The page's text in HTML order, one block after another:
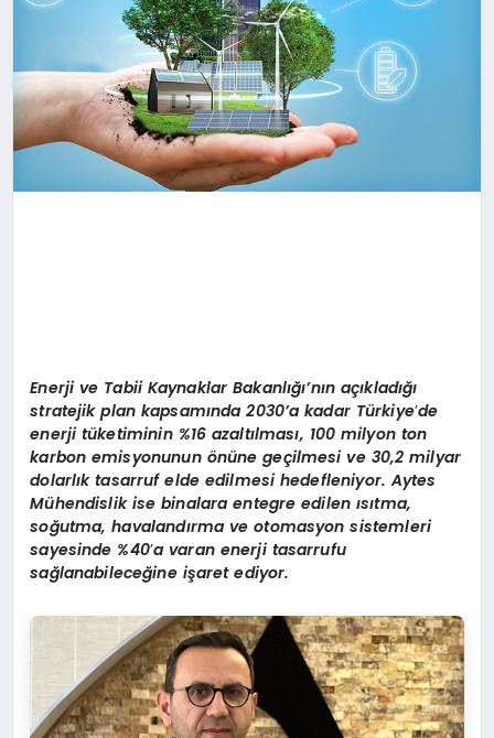
YAŞAM
Enerji ve Tabii Kaynaklar Bakanlığı’nın açıkladığı
stratejik plan kapsamında 2030’a kadar Türkiye’de
enerji tüketiminin %16 azaltılması, 100 milyon ton
karbon emisyonunun önüne geçilmesi ve 30,2 milyar
dolarlık tasarruf elde edilmesi hedefleniyor.Aytes
Mühendislik ise binalara entegre edilen ısıtma,
soğutma, havalandırma ve otomasyon sistemleri
sayesinde %40’a varan enerji tasarrufu
sağlanabileceğine işaret ediyor.